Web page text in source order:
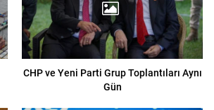
CHP ve Yeni Parti Grup Toplantıları Aynı
Gün